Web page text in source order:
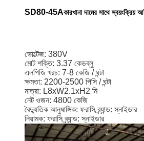
SD80-45Aকারখানা দামের সাথে স্বয়ংক্রিয়
ভোল্টেজ: 380V
মোট শক্তি: 3.37 কেডব্লু
এলপিজি খরচ: 7-8 কেজি / ঘন্টা
ক্ষমতা: 2200-2500 পিসি / ঘন্টা
মাত্রা: L8xW2.1xH2 মি
নেট ওজন: 4800 কেজি
বৈদ্যুতিক আনুষাঙ্গিক: ফরাসি ব্র্যান্ড: স্নাইডার
নিয়ামক: ফরাসি ব্র্যান্ড: স্নাইডার